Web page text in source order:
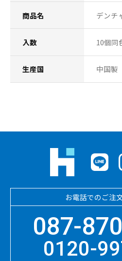
商品名 デンチ
入数 10個同
生産国 中国製
お電話でのご注
087-
0120-